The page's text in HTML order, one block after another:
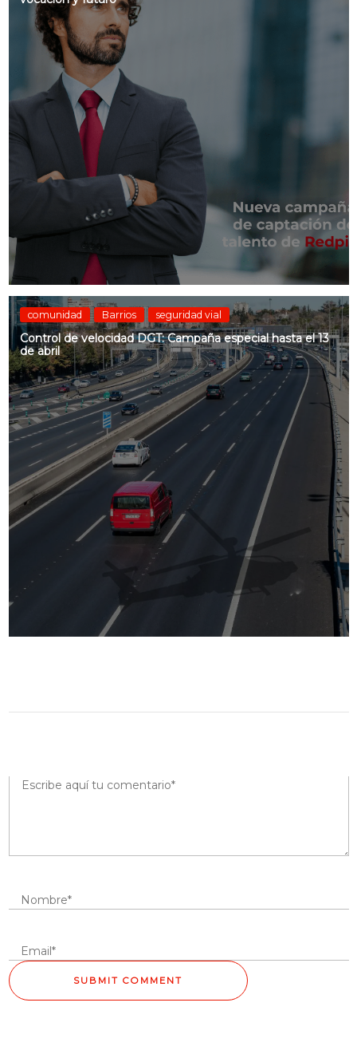
comunidad Barrios seguridad vial
Control de velocidad DGT: Campaña especial hasta el 13
de abril